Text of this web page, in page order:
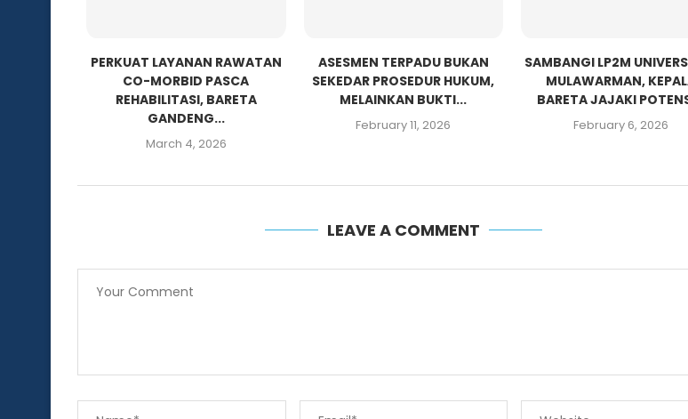
PERKUAT LAYANAN RAWATAN
CO-MORBID PASCA
REHABILITASI, BARETA
GANDENG...
March 4, 2026
ASESMEN TERPADU BUKAN
SEKEDAR PROSEDUR HUKUM,
MELAINKAN BUKTI...
February 11, 2026
SAMBANGI LP2M
MULAWARMAN,
BARETA JAJAKI
February 6, 2026
LEAVE A COMMENT